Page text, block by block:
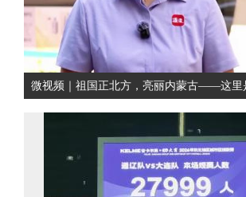
微视频｜祖国正北方，亮丽内蒙古——这里